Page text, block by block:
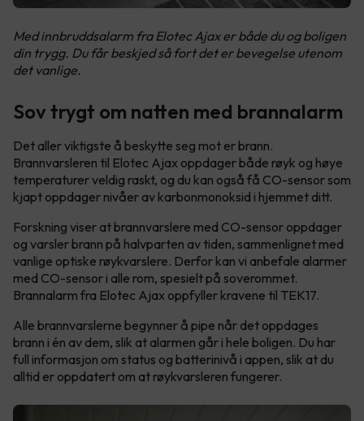
Med innbruddsalarm fra Elotec Ajax er både du og boligen
din trygg. Du får beskjed så fort det er bevegelse utenom
det vanlige.
Sov trygt om natten med brannalarm
Det aller viktigste å beskytte seg mot er brann.
Brannvarsleren til Elotec Ajax oppdager både røyk og høye
temperaturer veldig raskt, og du kan også få CO-sensor som
kjapt oppdager nivåer av karbonmonoksid i hjemmet ditt.
Forskning viser at brannvarslere med CO-sensor oppdager
og varsler brann på halvparten av tiden, sammenlignet med
vanlige optiske røykvarslere. Derfor kan vi anbefale alarmer
med CO-sensor i alle rom, spesielt på soverommet.
Brannalarm fra Elotec Ajax oppfyller kravene til TEK17.
Alle brannvarslerne begynner å pipe når det oppdages
brann i én av dem, slik at alarmen går i hele boligen. Du har
full informasjon om status og batterinivå i appen, slik at du
alltid er oppdatert om at røykvarsleren fungerer.